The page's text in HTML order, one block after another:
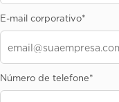
E-mail corporativo*
Número de telefone*